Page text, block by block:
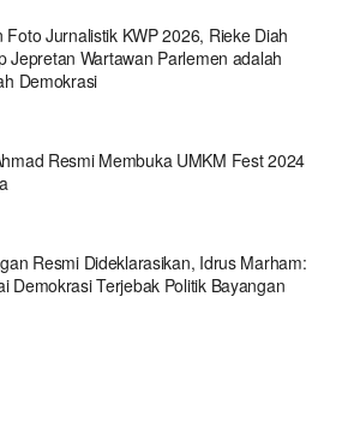
Foto Jurnalistik KWP 2026, Rieke Diah
Jepretan Wartawan Parlemen adalah
Demokrasi
Resmi Membuka UMKM Fest 2024
Resmi Dideklarasikan, Idrus Marham:
Demokrasi Terjebak Politik Bayangan